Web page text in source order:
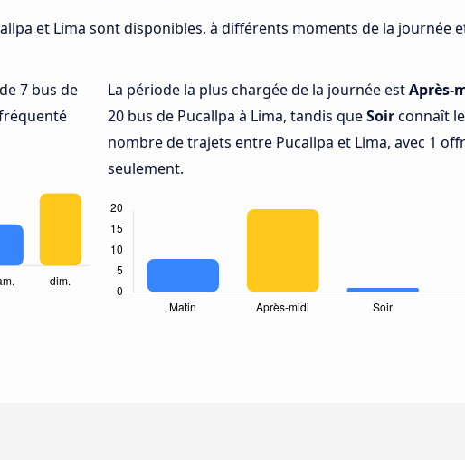
et Lima sont disponibles, à différents moments de la journée
7 bus de
La période la plus chargée de la journée estAprès-
20 bus de Pucallpa à Lima, tandis queSoirconnaît
nombre de trajets entre Pucallpa et Lima, avec 1
seulement.